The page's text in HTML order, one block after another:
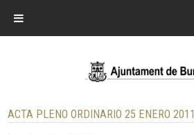
ACTA PLENO ORDINARIO 25 ENERO 2011